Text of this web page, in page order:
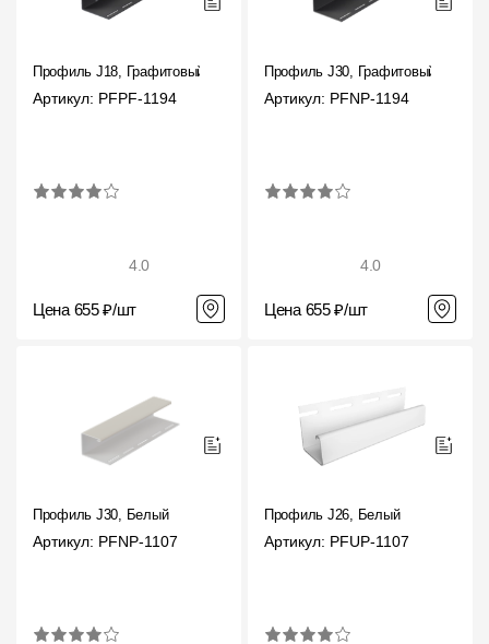
Профиль J18, Графитовый
Артикул: PFPF-1194
4.0
Цена 655 ₽/шт
Профиль J30, Графитовый
Артикул: PFNP-1194
4.0
Цена 655 ₽/шт
Профиль J30, Белый
Артикул: PFNP-1107
Профиль J26, Белый
Артикул: PFUP-1107